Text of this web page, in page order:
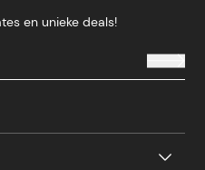
en unieke deals!